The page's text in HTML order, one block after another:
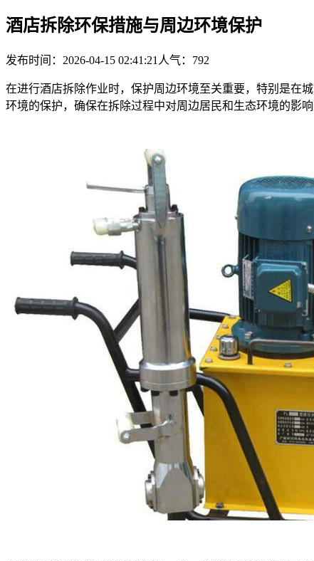
酒店拆除环保措施与周边环境保护
发布时间：2026-04-15 02:41:21 人气： 792
在进行酒店拆除作业时，保护周边环境至关重要，特别是在
环境的保护，确保在拆除过程中对周边居民和生态环境的影响